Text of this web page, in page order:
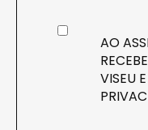
AO
VISEU